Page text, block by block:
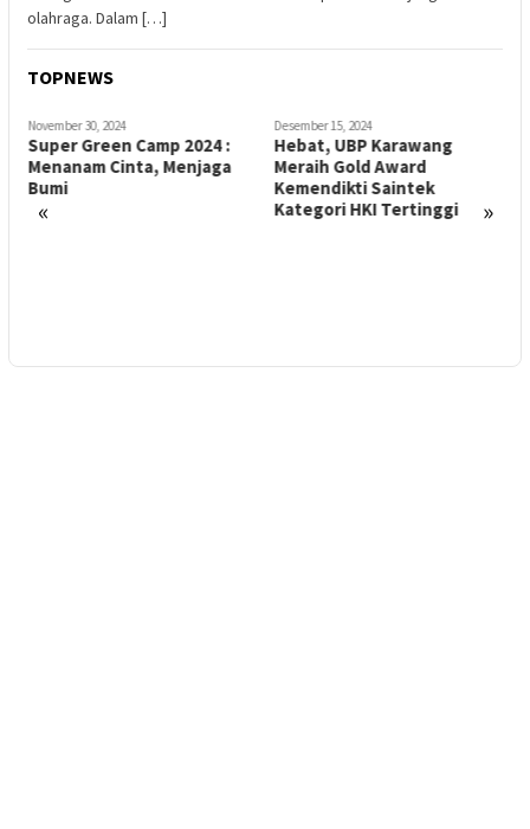
olahraga. Dalam […]
TOPNEWS
« »
November 30, 2024
Super Green Camp 2024 :
Menanam Cinta, Menjaga
Bumi
Desember 15, 2024
Hebat, UBP Karawang
Meraih Gold Award
Kemendikti Saintek
Kategori HKI Tertinggi